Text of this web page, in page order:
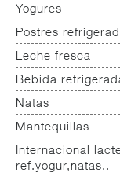
Yogures
Yogures
Yogures
Yogur bifidus
Yogur salud
Postres
Postres
Leche fresca
Leche fresca
Bebida
Bebida
Bebidas
otras
Natas
Natas
Mantequillas
Mantequillas
Internacional
ref.yogur,natas..